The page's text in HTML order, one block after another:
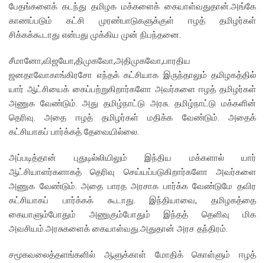
பேதங்களைக் கடந்து தமிழக மக்களைக் கையாள்வதுதான்.அங்கே
காணப்படும் கட்சி முரண்பாடுகளுக்குள் ஈழத் தமிழர்கள்
சிக்கக்கூடாது என்பது முக்கிய முன் நிபந்தனை.
சீமானோ,விஜயோ,திமுகவோ,அதிமுகவோ,பாரதிய
ஜனதாவோகாங்கிரசோ எந்தக் கட்சியாக இருந்தாலும் தமிழகத்தில்
யார் ஆட்சியைக் கைப்பற்றுகிறார்களோ அவர்களை ஈழத் தமிழர்கள்
அணுக வேண்டும். அது தமிழ்நாட்டு அரசு. தமிழ்நாட்டு மக்களின்
தெரிவு. அதை ஈழத் தமிழர்கள் மதிக்க வேண்டும். அதைக்
கட்சியாகப் பார்க்கத் தேவையில்லை.
அப்படித்தான் புதுடில்லியிலும் இந்திய மக்களால் யார்
ஆட்சியாளர்களாகத் தெரிவு செய்யப்படுகிறார்களோ அவர்களை
அணுக வேண்டும். அதை பாரத அரசாக பார்க்க வேண்டுமே தவிர
கட்சியாகப் பார்க்கக் கூடாது. இந்தியாவை, தமிழகத்தை
கையாளும்போதும் அணுகும்போதும் இந்தத் தெளிவு மிக
அவசியம்.அரசுகளைக் கையாள்வது.அதுதான் அரச தந்திரம்.
சமூகவலைத்தளங்களில் ஆளுக்காள் மோதிக் கொள்ளும் ஈழத்